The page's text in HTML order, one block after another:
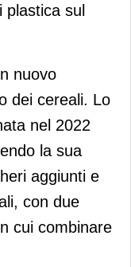
plastica sul
nuovo
dei cereali. Lo
nel 2022
la sua
aggiunti e
con due
cui combinare